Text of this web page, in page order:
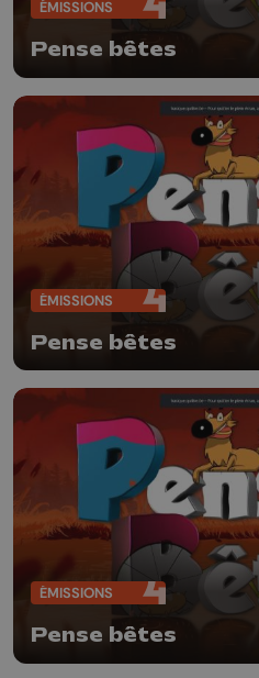
ÉMISSIONS
Pense bêtes
ÉMISSIONS
Pense bêtes
ÉMISSIONS
Pense bêtes